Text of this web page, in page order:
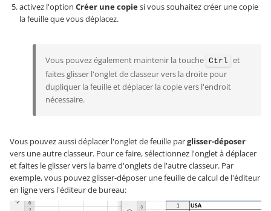
activez l'option Créer une copiesi vous souhaitez créer une copie
la feuille que vous déplacez.
Vous pouvez également maintenir la touche Ctrl et
faites glisser l'onglet de classeur vers la droite pour
dupliquer la feuille et déplacer la copie vers l'endroit
nécessaire.
Vous pouvez aussi déplacer l'onglet de feuille parglisser-déposer
vers une autre classeur. Pour ce faire, sélectionnez l'onglet à déplacer
et faites le glisser vers la barre d'onglets de l'autre classeur. Par
exemple, vous pouvez glisser-déposer une feuille de calcul de l'éditeur
en ligne vers l'éditeur de bureau: